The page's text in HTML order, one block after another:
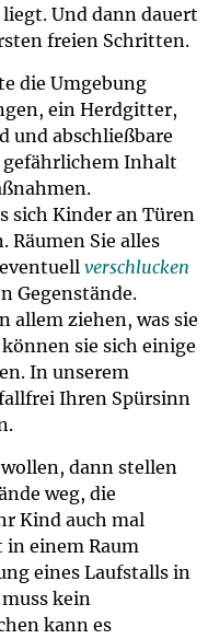
Und dann dauert
freien Schritten.
die Umgebung
ein Herdgitter,
und abschließbare
Inhalt
sich Kinder an Türen
Sie alles
verschlucken
Gegenstände.
allem ziehen, was sie
sie sich einige
In unserem
Ihren Spürsinn
dann stellen
weg, die
Kind auch mal
einem Raum
eines Laufstalls in
kein
kann es